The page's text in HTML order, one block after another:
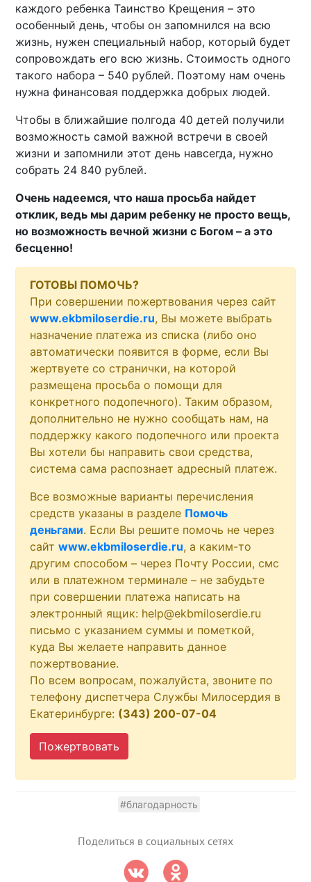
каждого ребенка Таинство Крещения – это
особенный день, чтобы он запомнился на всю
жизнь, нужен специальный набор, который будет
сопровождать его всю жизнь. Стоимость одного
такого набора – 540 рублей. Поэтому нам очень
нужна финансовая поддержка добрых людей.
Чтобы в ближайшие полгода 40 детей получили
возможность самой важной встречи в своей
жизни и запомнили этот день навсегда, нужно
собрать 24 840 рублей.
Очень надеемся, что наша просьба найдет
отклик, ведь мы дарим ребенку не просто вещь,
но возможность вечной жизни с Богом – а это
бесценно!
ГОТОВЫ ПОМОЧЬ?
При совершении пожертвования через сайт
www.ekbmiloserdie.ru, Вы можете выбрать
назначение платежа из списка (либо оно
автоматически появится в форме, если Вы
жертвуете со странички, на которой
размещена просьба о помощи для
конкретного подопечного). Таким образом,
дополнительно не нужно сообщать нам, на
поддержку какого подопечного или проекта
Вы хотели бы направить свои средства,
система сама распознает адресный платеж.
Все возможные варианты перечисления
средств указаны в разделе Помочь
деньгами. Если Вы решите помочь не через
сайтwww.ekbmiloserdie.ru, а каким-то
другим способом – через Почту России, смс
или в платежном терминале – не забудьте
при совершении платежа написать на
электронный ящик: help@ekbmiloserdie.ru
письмо с указанием суммы и пометкой,
куда Вы желаете направить данное
пожертвование.
По всем вопросам, пожалуйста, звоните по
телефону диспетчера Службы Милосердия в
Екатеринбурге: (343) 200-07-04
Пожертвовать
#благодарность
Поделиться в социальных сетях